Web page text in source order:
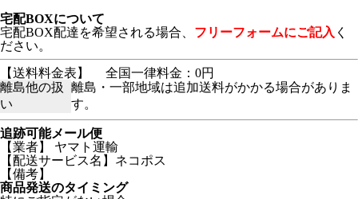
宅配BOXについて
宅配BOX配達を希望される場合、 フリーフォームにご記入 く
ださい。
【送料料金表】
全国一律料金：0円
離島他の扱
い
離島・一部地域は追加送料がかかる場合がありま
す。
追跡可能メール便
【業者】 ヤマト運輸
【配送サービス名】ネコポス
【備考】
商品発送のタイミング